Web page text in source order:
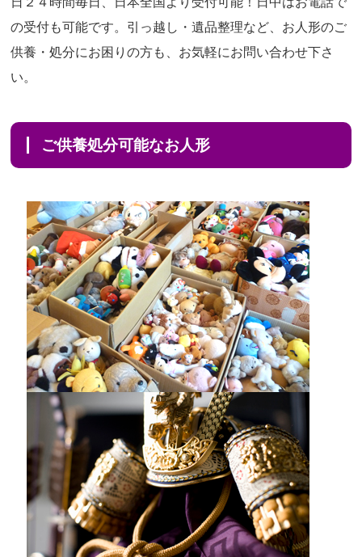
の受付も可能です。引っ越し・遺品整理など、お人形のご
供養・処分にお困りの方も、お気軽にお問い合わせ下さ
い。
ご供養処分可能なお人形